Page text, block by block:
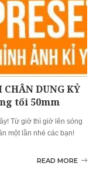
DUNG KỶ
tối 50mm
Từ giờ thì giờ lên sóng
một lần nhé các bạn!
READ MORE